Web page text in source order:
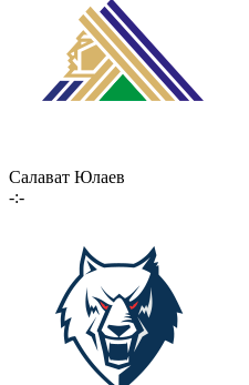
Салават Юлаев
-:-